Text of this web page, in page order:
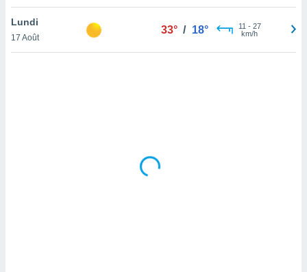
à
en
le
Lundi
17 Août
33° / 18° 11 - 27
km/h